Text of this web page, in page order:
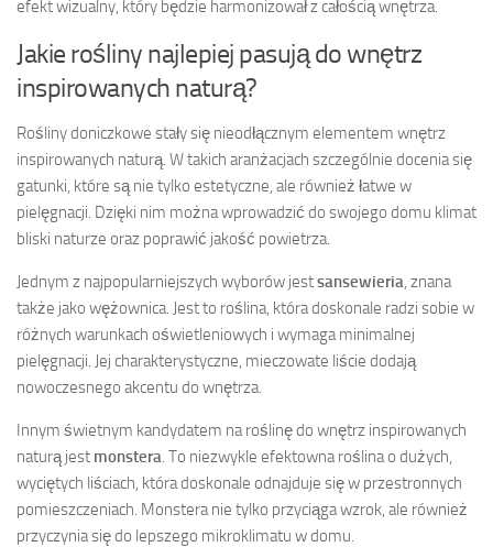
efekt wizualny, który będzie harmonizował z całością wnętrza.
Jakie rośliny najlepiej pasują do wnętrz
inspirowanych naturą?
Rośliny doniczkowe stały się nieodłącznym elementem wnętrz
inspirowanych naturą. W takich aranżacjach szczególnie docenia się
gatunki, które są nie tylko estetyczne, ale również łatwe w
pielęgnacji. Dzięki nim można wprowadzić do swojego domu klimat
bliski naturze oraz poprawić jakość powietrza.
Jednym z najpopularniejszych wyborów jestsansewieria, znana
także jako wężownica. Jest to roślina, która doskonale radzi sobie w
różnych warunkach oświetleniowych i wymaga minimalnej
pielęgnacji. Jej charakterystyczne, mieczowate liście dodają
nowoczesnego akcentu do wnętrza.
Innym świetnym kandydatem na roślinę do wnętrz inspirowanych
naturą jest monstera. To niezwykle efektowna roślina o dużych,
wyciętych liściach, która doskonale odnajduje się w przestronnych
pomieszczeniach. Monstera nie tylko przyciąga wzrok, ale również
przyczynia się do lepszego mikroklimatu w domu.